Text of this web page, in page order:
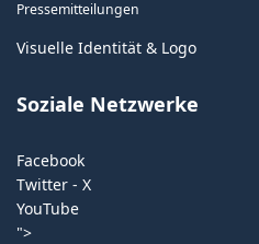
Pressemitteilungen
Visuelle Identität & Logo
Soziale Netzwerke
Facebook
Twitter - X
YouTube
">